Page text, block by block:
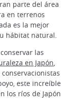
parte del área
en terrenos
es la mejor
hábitat natural.
las
en Japón
este increíble
los ríos de Japón